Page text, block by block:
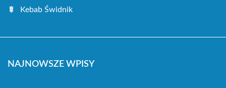
Kebab Świdnik
NAJNOWSZE WPISY